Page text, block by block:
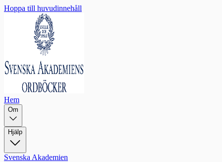
Hoppa till huvudinnehåll
Hem
Om
Hjälp
Svenska Akademien